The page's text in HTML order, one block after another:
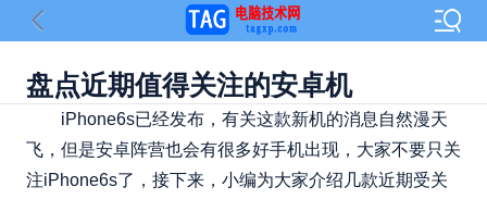
盘点近期值得关注的安卓机
iPhone6s已经发布，有关这款新机的消息自然漫天
飞，但是安卓阵营也会有很多好手机出现，大家不要只关
注iPhone6s了，接下来，小编为大家介绍几款近期受关